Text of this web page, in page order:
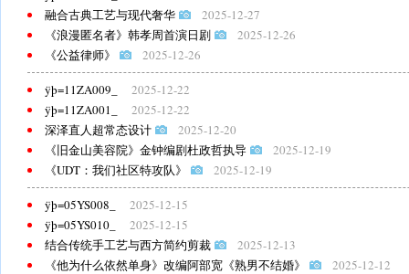
融合古典工艺与现代奢华
2025-12-27
《浪漫匿名者》韩孝周首演日剧
2025-12-26
《公益律师》
2025-12-26
ÿþ=11ZA009_
2025-12-22
ÿþ=11ZA001_
2025-12-22
深泽直人超常态设计
2025-12-20
《旧金山美容院》金钟编剧杜政哲执导
2025-12-19
《UDT：我们社区特攻队》
2025-12-19
ÿþ=05YS008_
2025-12-15
ÿþ=05YS010_
2025-12-15
结合传统手工艺与西方简约剪裁
2025-12-13
《他为什么依然单身》改编阿部宽《熟男不结婚》
2025-12-12